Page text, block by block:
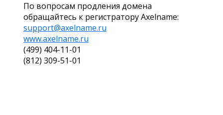
По вопросам продления домена
обращайтесь к регистратору Axelname:
support@axelname.ru
www.axelname.ru
(499) 404-11-01
(812) 309-51-01